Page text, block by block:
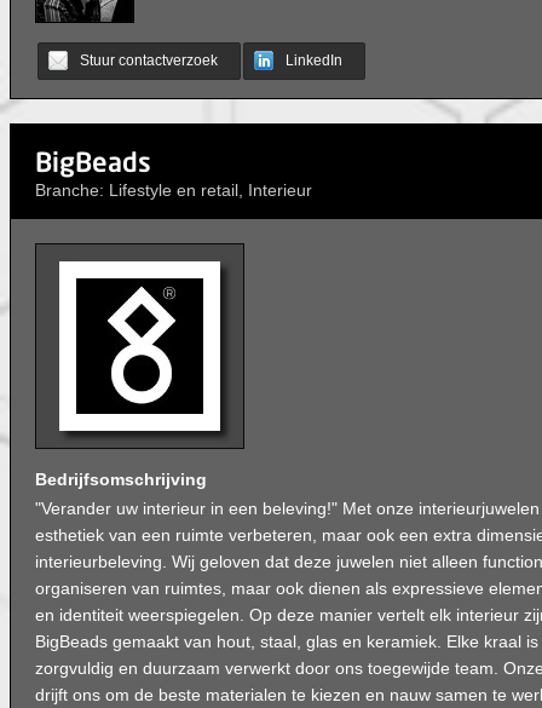
Stuur contactverzoek LinkedIn
BigBeads
Branche: Lifestyle en retail, Interieur
Bedrijfsomschrijving
"Verander uw interieur in een beleving!" Met onze
esthetiek van een ruimte verbeteren, maar ook een extra
interieurbeleving. Wij geloven dat deze juwelen niet alleen
organiseren van ruimtes, maar ook dienen als expressieve
en identiteit weerspiegelen. Op deze manier vertelt elk interieur
BigBeads gemaakt van hout, staal, glas en keramiek. Elke kraal
zorgvuldig en duurzaam verwerkt door ons toegewijde team.
drijft ons om de beste materialen te kiezen en nauw samen te